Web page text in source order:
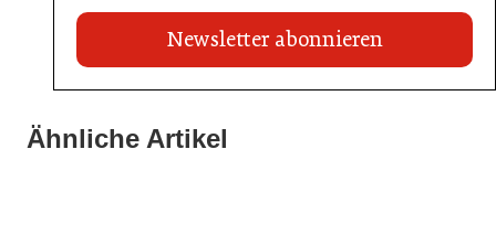
Newsletter abonnieren
Ähnliche Artikel
War die Fußball-WM 2026 für Ihren Betrieb ein
21. Juli 2026